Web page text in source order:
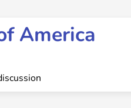
America